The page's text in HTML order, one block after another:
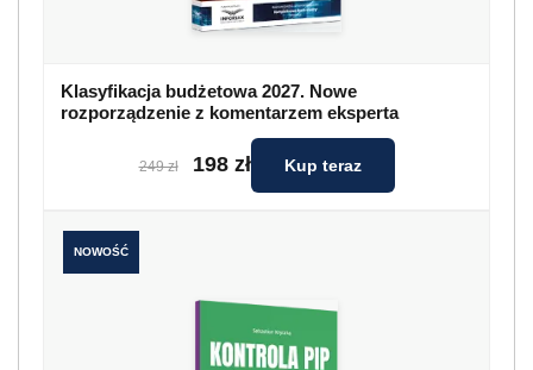
Klasyfikacja budżetowa 2027. Nowe
rozporządzenie z komentarzem eksperta
249 zł 198 zł Kup teraz
NOWOŚĆ